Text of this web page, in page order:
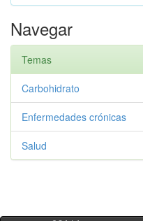
Navegar
Temas
Carbohidrato
Enfermedades crónicas
Salud